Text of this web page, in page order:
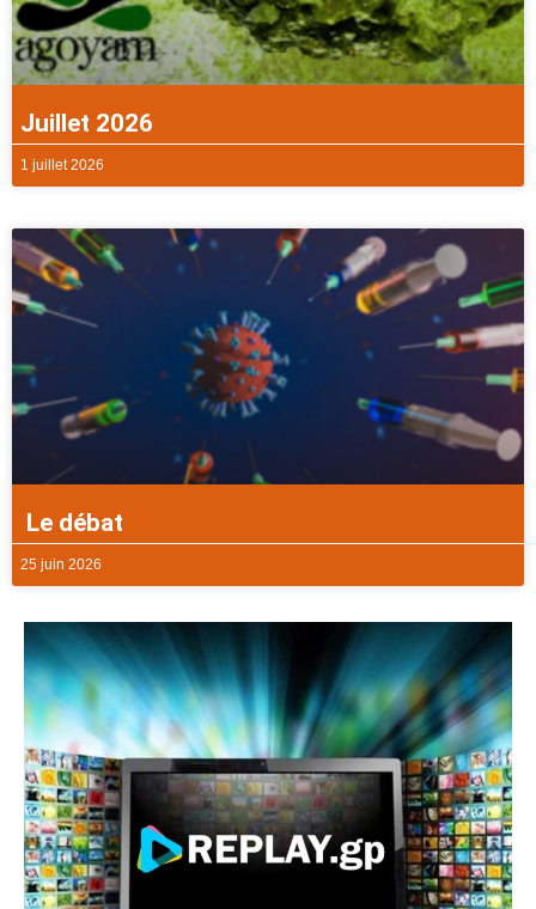
Juillet 2026
1 juillet 2026
Le débat
25 juin 2026